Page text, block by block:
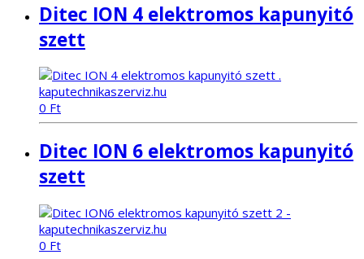
Ditec ION 4 elektromos kapunyitó
szett
0 Ft
Ditec ION 6 elektromos kapunyitó
szett
0 Ft